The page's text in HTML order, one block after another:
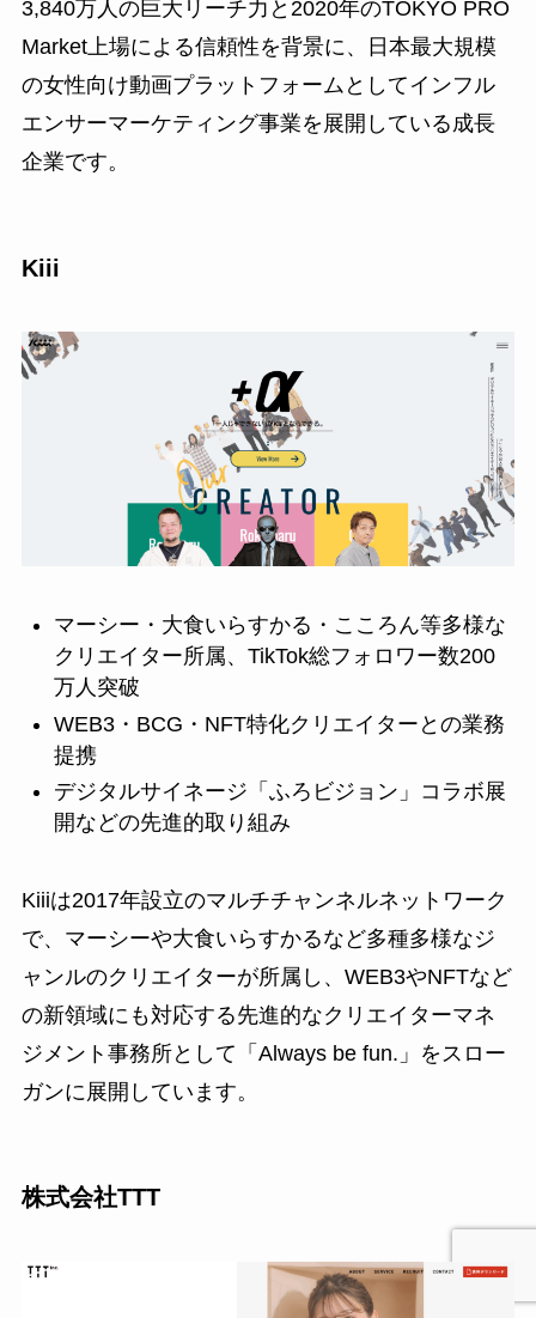
3,840万人の巨大リーチ力と2020年のTOKYO PRO
Market上場による信頼性を背景に、日本最大規模
の女性向け動画プラットフォームとしてインフル
エンサーマーケティング事業を展開している成長
企業です。
Kiii
マーシー・大食いらすかる・こころん等多様な
クリエイター所属、TikTok総フォロワー数200
万人突破
WEB3・BCG・NFT特化クリエイターとの業務
提携
デジタルサイネージ「ふろビジョン」コラボ展
開などの先進的取り組み
Kiiiは2017年設立のマルチチャンネルネットワーク
で、マーシーや大食いらすかるなど多種多様なジ
ャンルのクリエイターが所属し、WEB3やNFTなど
の新領域にも対応する先進的なクリエイターマネ
ジメント事務所として「Always be fun.」をスロー
ガンに展開しています。
株式会社TTT